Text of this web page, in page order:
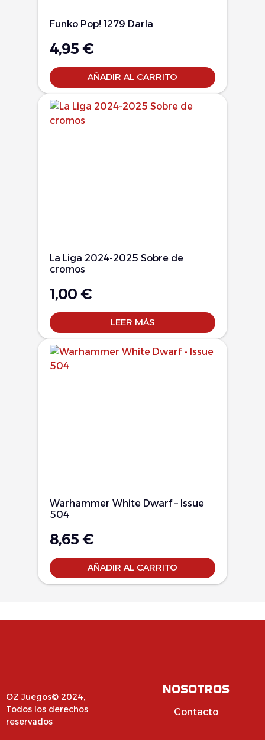
Funko Pop! 1279 Darla
4,95 €
AÑADIR AL CARRITO
La Liga 2024-2025 Sobre de
cromos
1,00 €
LEER MÁS
Warhammer White Dwarf – Issue
504
8,65 €
AÑADIR AL CARRITO
OZ Juegos© 2024,
Todos los derechos
reservados
NOSOTROS
Contacto